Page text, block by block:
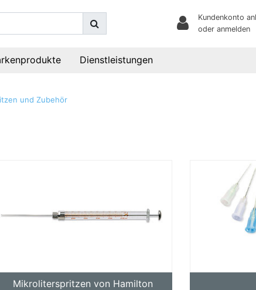
Kundenkonto
oder anmelden
Dienstleistungen
und Zubehör
Mikroliterspritzen von Hamilton